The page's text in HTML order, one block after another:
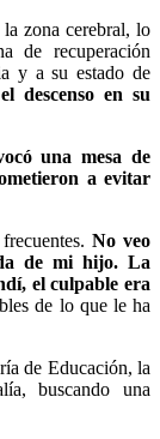
zona cerebral, lo
de recuperación
y a su estado de
descenso en su
una mesa de
a evitar
frecuentes.No veo
de mi hijo. La
el culpable era
de lo que le ha
de Educación, la
buscando una